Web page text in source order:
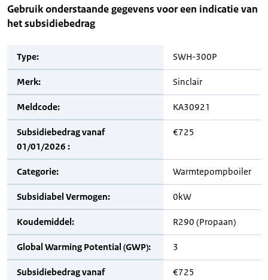
Gebruik onderstaande gegevens voor een indicatie van
het subsidiebedrag
Type: SWH-300P
Merk: Sinclair
Meldcode: KA30921
Subsidiebedrag vanaf
01/01/2026 :
€725
Categorie: Warmtepompboiler
Subsidiabel Vermogen: 0kW
Koudemiddel: R290 (Propaan)
Global Warming Potential (GWP): 3
Subsidiebedrag vanaf
€725